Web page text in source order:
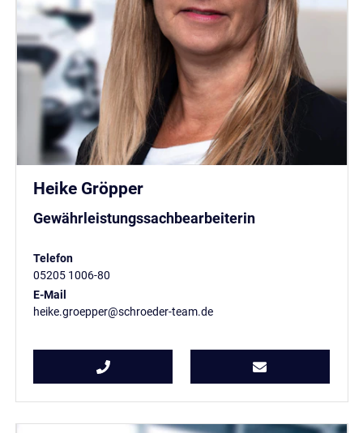
Heike Gröpper
Gewährleistungssachbearbeiterin
Telefon
05205 1006-80
E-Mail
heike.groepper@schroeder-team.de